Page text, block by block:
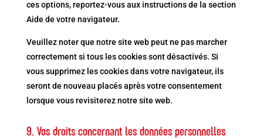
ces options, reportez-vous aux instructions de la section
Aide de votre navigateur.
Veuillez noter que notre site web peut ne pas marcher
correctement si tous les cookies sont désactivés. Si
vous supprimez les cookies dans votre navigateur, ils
seront de nouveau placés après votre consentement
lorsque vous revisiterez notre site web.
9. Vos droits concernant les données personnelles